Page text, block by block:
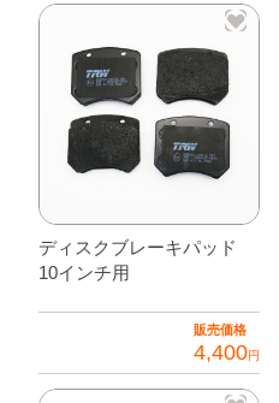
イ
ディスクブレーキパッド
10インチ用
販売価格
4,400円